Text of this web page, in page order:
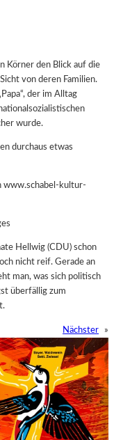
Körner den Blick auf die
von deren Familien.
der im Alltag
wurde.
durchaus etwas
Hellwig (CDU) schon
nicht reif. Gerade an
man, was sich politisch
überfällig zum
Nächster »